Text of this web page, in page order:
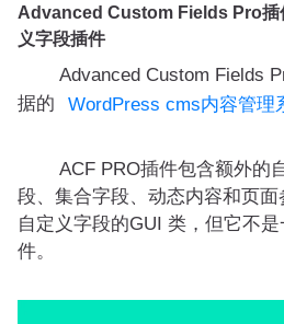
Advanced Custom Fields Pro插
义字段插件
Advanced Custom Fields
据的
WordPress cms内容管理
ACF PRO插件包含额外的
段、集合字段、动态内容和页
自定义字段的GUI 类，但它不
件。